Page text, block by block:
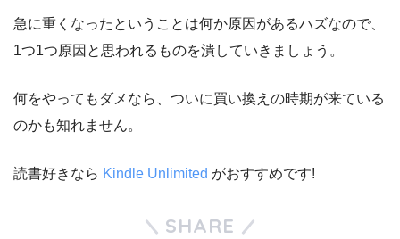
急に重くなったということは何か原因があるハズなので、
1つ1つ原因と思われるものを潰していきましょう。
何をやってもダメなら、ついに買い換えの時期が来ている
のかも知れません。
読書好きなら Kindle Unlimited がおすすめです!
SHARE